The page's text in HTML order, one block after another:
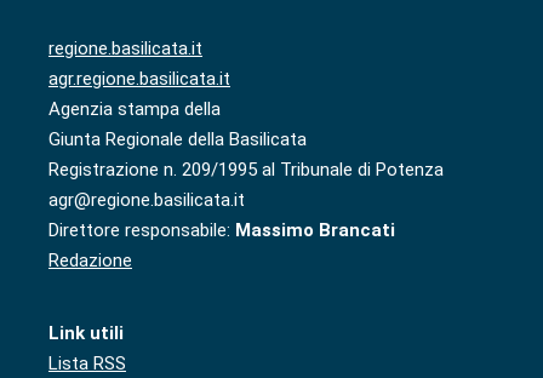
regione.basilicata.it
agr.regione.basilicata.it
Agenzia stampa della
Giunta Regionale della Basilicata
Registrazione n. 209/1995 al Tribunale di Potenza
agr@regione.basilicata.it
Direttore responsabile: Massimo Brancati
Redazione
Link utili
Lista RSS